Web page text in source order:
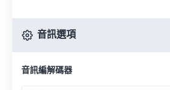
音訊選項
音訊編解碼器